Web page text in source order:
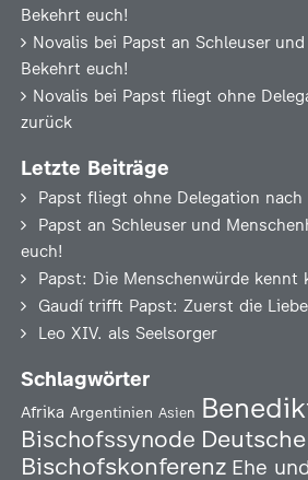
Bekehrt euch!
Novalis bei Papst an Schleuser
Bekehrt euch!
Novalis bei Papst fliegt ohne
zurück
Letzte Beiträge
Papst fliegt ohne Delegation nach
Papst an Schleuser und
euch!
Papst: Die Menschenwürde kennt
Gaudí trifft Papst: Zuerst die
Leo XIV. als Seelsorger
Schlagwörter
Afrika Argentinien Asien
Bischofssynode Deutsche
Bischofskonferenz Ehe